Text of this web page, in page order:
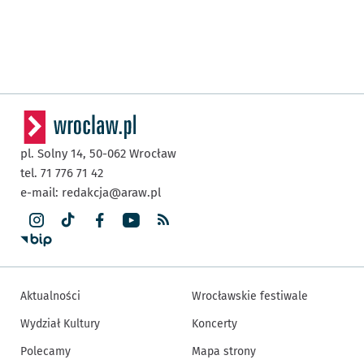
pl. Solny 14, 50-062 Wrocław
tel. 71 776 71 42
e-mail: redakcja@araw.pl
Aktualności
Wydział Kultury
Polecamy
Wrocławskie festiwale
Koncerty
Mapa strony